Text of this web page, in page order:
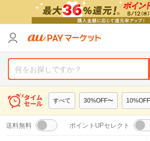
すべて 30%OFF〜
送料無料 ポイントUPセレクト
カテゴリ
支払い方法
その他の条件
送料無料 タイムセ
カテゴリ
支払い方法
その他の条件
送料無料 タイムセ